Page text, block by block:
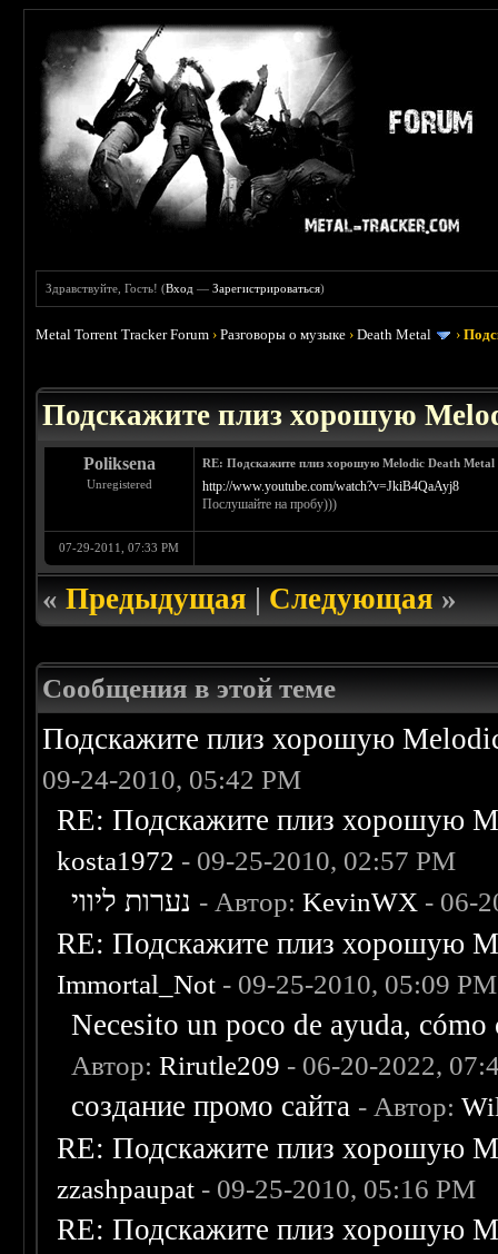
Здравствуйте, Гость! (Вход —Зарегистрироваться)
Metal Torrent Tracker Forum ›Разговоры о музыке ›Death Metal ›
Подскажите плиз хорошую
Poliksena
Unregistered
RE: Подскажите плиз хорошую Melodic Death Metal
http://www.youtube.com/watch?v=JkiB4QaAyj8
Послушайте на пробу)))
07-29-2011, 07:33 PM
«Предыдущая|Следующая»
Сообщения в этой теме
Подскажите плиз хорошую
09-24-2010, 05:42 PM
RE: Подскажите плиз хорошую
kosta1972 - 09-25-2010, 02:57 PM
נערות ליווי - Автор:KevinWX - 06-
RE: Подскажите плиз хорошую
Immortal_Not - 09-25-2010, 05:09 PM
Necesito un poco de ayuda,
Автор:Rirutle209 - 06-20-2022,
создание промо сайта - Автор:
RE: Подскажите плиз хорошую
zzashpaupat - 09-25-2010, 05:16 PM
RE: Подскажите плиз хорошую